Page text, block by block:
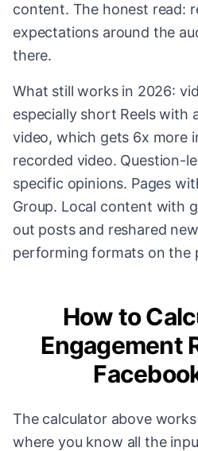
content. The honest read:
expectations around the
there.
What still works in 2026:
especially short Reels with
video, which gets 6x more
recorded video. Question-
specific opinions. Pages
Group. Local content with
out posts and reshared
performing formats on the
How to
Engagement
The calculator above
where you know all the